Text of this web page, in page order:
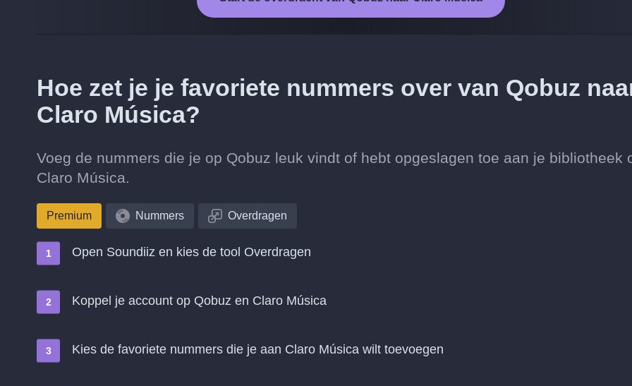
Hoe zet je je favoriete nummers over van Qobuz
Claro Música?
Voeg de nummers die je op Qobuz leuk vindt of hebt opgeslagen toe aan je bibliotheek
Claro Música.
Premium Nummers Overdragen
Open Soundiiz en kies de tool Overdragen
Koppel je account op Qobuz en Claro Música
Kies de favoriete nummers die je aan Claro Música wilt toevoegen